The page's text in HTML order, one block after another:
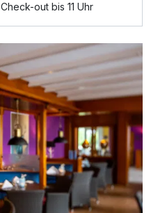
164,00 €
Check-out bis 11 Uhr